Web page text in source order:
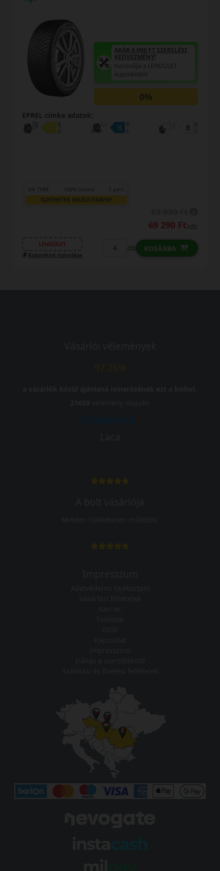
AKÁR 6.000 FT SZERELÉSI
KEDVEZMÉNY!
Használja a LENDÜLET
kuponkódot!
0%
EPREL cimke adatok:
0% THM 100% online 7 perc
FIZETHETEK RÉSZLETEKBEN?
69 290 Ft/db
LENDÜLET
Kuponkód másolása
db KOSÁRBA